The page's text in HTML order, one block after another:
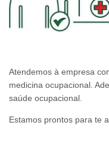
Atendemos à empresa
medicina ocupacional.
saúde ocupacional.
Estamos prontos para te